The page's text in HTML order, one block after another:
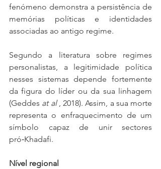
fenómeno demonstra a persistência de
memórias políticas e identidades
associadas ao antigo regime.
Segundo a literatura sobre regimes
personalistas, a legitimidade política
nesses sistemas depende fortemente
da figura do líder ou da sua linhagem
(Geddes at al , 2018). Assim, a sua morte
representa o enfraquecimento de um
símbolo capaz de unir sectores
pró‑Khadafi.
Nível regional